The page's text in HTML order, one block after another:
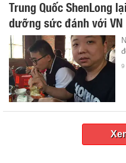
Trung Quốc ShenLong
dưỡng sức đánh với VN
9